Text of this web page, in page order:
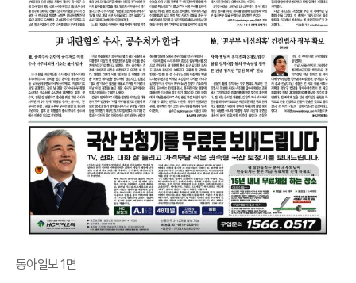
동아일보 1면